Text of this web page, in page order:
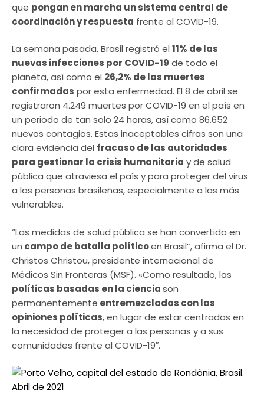
que pongan en marcha un sistema central de
coordinación y respuesta frente al COVID-19.
La semana pasada, Brasil registró el 11% de las
nuevas infecciones por COVID-19 de todo el
planeta, así como el 26,2% de las muertes
confirmadas por esta enfermedad. El 8 de abril se
registraron 4.249 muertes por COVID-19 en el país en
un periodo de tan solo 24 horas, así como 86.652
nuevos contagios. Estas inaceptables cifras son una
clara evidencia del fracaso de las autoridades
para gestionar la crisis humanitaria y de salud
pública que atraviesa el país y para proteger del virus
a las personas brasileñas, especialmente a las más
vulnerables.
“Las medidas de salud pública se han convertido en
un campo de batalla políticoen Brasil”, afirma el Dr.
Christos Christou, presidente internacional de
Médicos Sin Fronteras (MSF). «Como resultado, las
políticas basadas en la cienciason
permanentemente entremezcladas con las
opiniones políticas, en lugar de estar centradas en
la necesidad de proteger a las personas y a sus
comunidades frente al COVID-19″.